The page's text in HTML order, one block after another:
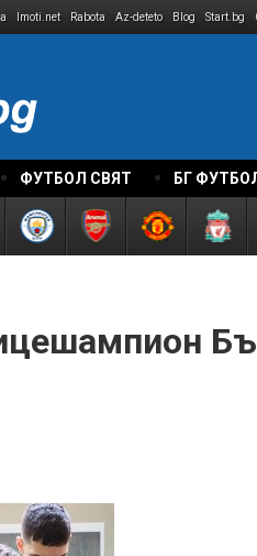
Imoti.net Rabota Az-deteto Blog Start.bg
ФУТБОЛ СВЯТ БГ